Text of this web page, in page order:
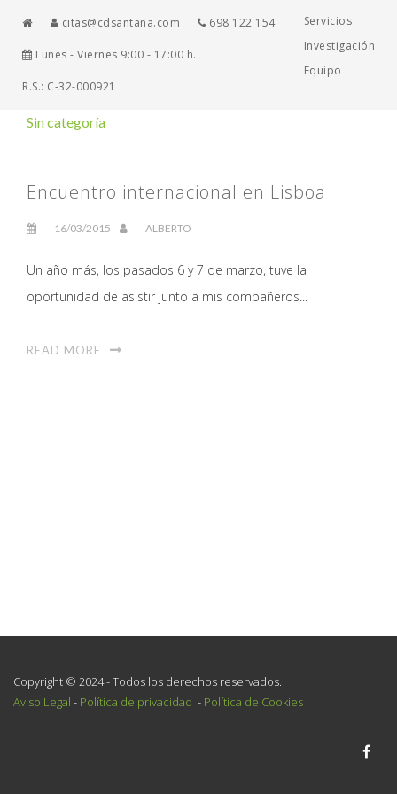
citas@cdsantana.com 698 122 154
Lunes - Viernes 9:00 - 17:00 h.
R.S.: C-32-000921
Servicios
Investigación
Equipo
Sin categoría
Encuentro internacional en Lisboa
16/03/2015 ALBERTO
Un año más, los pasados 6 y 7 de marzo, tuve la
oportunidad de asistir junto a mis compañeros...
READ MORE
Copyright © 2024 - Todos los derechos reservados.
Aviso Legal - Política de privacidad - Política de Cookies